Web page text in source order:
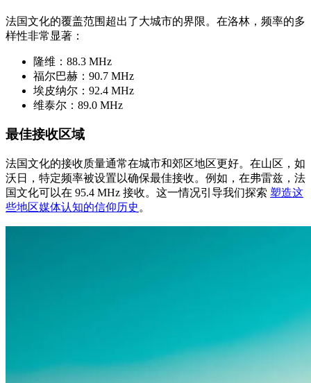
法国文化的覆盖范围超出了大城市的界限。在洛林，频率的多
样性非常显著：
隆维：88.3 MHz
福尔巴赫：90.7 MHz
埃皮纳尔：92.4 MHz
维泰尔：89.0 MHz
最佳接收区域
法国文化的接收质量通常在城市和郊区地区更好。在山区，如
沃日，特定频率被设置以确保最佳接收。例如，在弗雷兹，法
国文化可以在 95.4 MHz 接收。这一情况引导我们探索 塑造这
些地区媒体认知的信仰历史 。